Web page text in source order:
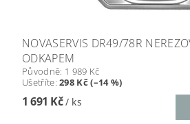
NOVASERVIS DR49/78R
ODKAPEM
Původně: 1 989 Kč
Ušetříte:298 Kč (–14 %)
1 691 Kč/ ks